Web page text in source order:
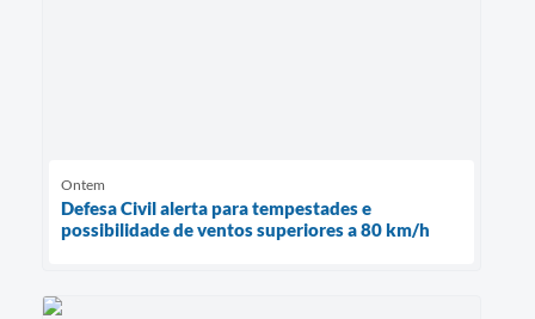
Ontem
Defesa Civil alerta para tempestades e
possibilidade de ventos superiores a 80 km/h